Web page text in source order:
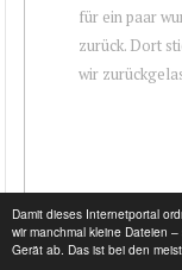
Damit dieses Internetportal
wir manchmal kleine Dateien
Gerät ab. Das ist bei den
für ein paar
zurück. Dort
wir